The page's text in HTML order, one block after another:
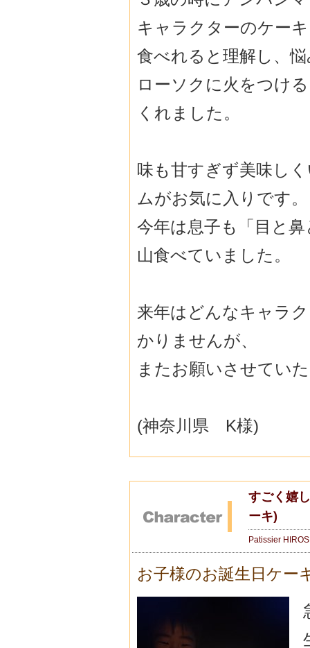
キャラクターのケー
食べれると理解し、
ローソクに火をつけ
くれました。
味も甘すぎず美味し
ムがお気に入りです。
今年は息子も「目と
山食べていました。
来年はどんなキャラ
かりませんが、
またお願いさせてい
(神奈川県 K様)
すごく嬉
ーキ)
Patissier
お子様のお誕生日ケー